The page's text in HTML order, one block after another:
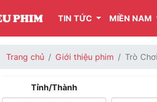
TIN TỨC MIỀN NAM
Trang chủ Giới thiệu phim Trò
Tỉnh/Thành